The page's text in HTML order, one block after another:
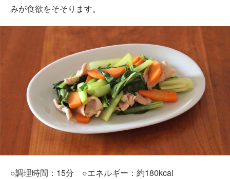
みが食欲をそそります。
○調理時間：15分 ○エネルギー：約180kcal